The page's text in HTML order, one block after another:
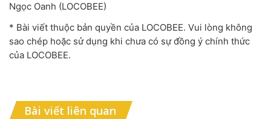
Ngọc Oanh (LOCOBEE)
* Bài viết thuộc bản quyền của LOCOBEE. Vui lòng không
sao chép hoặc sử dụng khi chưa có sự đồng ý chính thức
của LOCOBEE.
Bài viết liên quan